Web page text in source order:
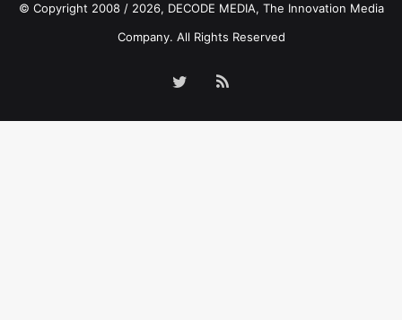
© Copyright 2008 / 2026, DECODE MEDIA, The Innovation Media
Company. All Rights Reserved
TwitterRSS